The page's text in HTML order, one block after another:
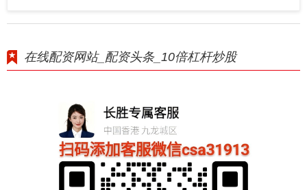
在线配资网站_配资头条_10倍杠杆炒股